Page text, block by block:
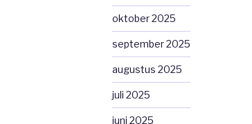
oktober 2025
september 2025
augustus 2025
juli 2025
juni 2025